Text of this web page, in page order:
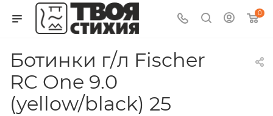
0
Ботинки г/л Fischer
RC One 9.0
(yellow/black) 25